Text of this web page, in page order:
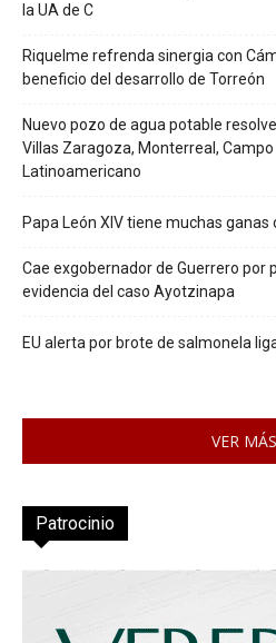
la UA de C
Riquelme refrenda sinergia con
beneficio del desarrollo de Torreón
Nuevo pozo de agua potable
Villas Zaragoza, Monterreal,
Latinoamericano
Papa León XIV tiene muchas
Cae exgobernador de Guerrero por
evidencia del caso Ayotzinapa
EU alerta por brote de salmonela
VER
Patrocinio